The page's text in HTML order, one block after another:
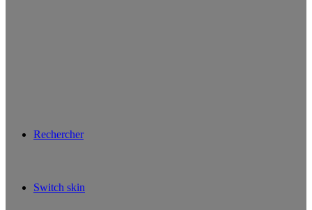
Rechercher
Switch skin